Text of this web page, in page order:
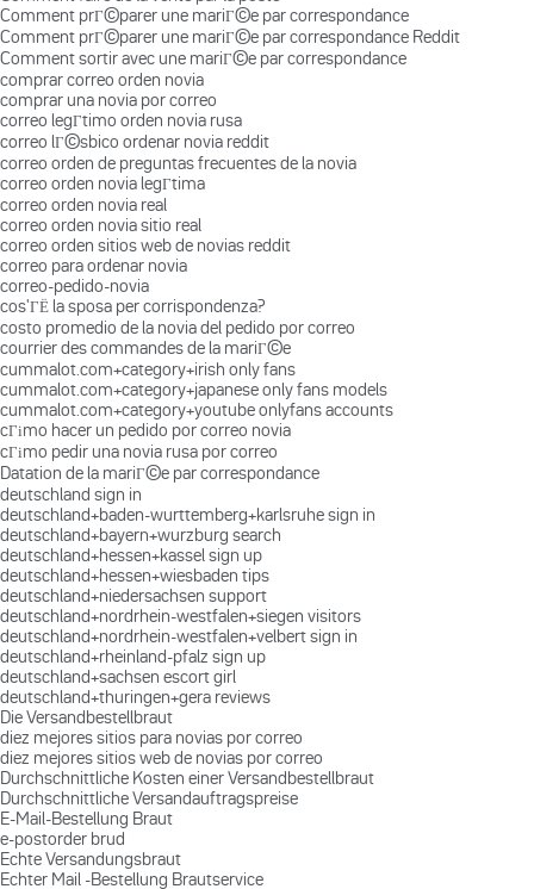
Comment prГ©parer une mariГ©e par correspondance
Comment prГ©parer une mariГ©e par correspondance Reddit
Comment sortir avec une mariГ©e par correspondance
comprar correo orden novia
comprar una novia por correo
correo legГ­timo orden novia rusa
correo lГ©sbico ordenar novia reddit
correo orden de preguntas frecuentes de la novia
correo orden novia legГ­tima
correo orden novia real
correo orden novia sitio real
correo orden sitios web de novias reddit
correo para ordenar novia
correo-pedido-novia
cos'ГЁ la sposa per corrispondenza?
costo promedio de la novia del pedido por correo
courrier des commandes de la mariГ©e
cummalot.com+category+irish only fans
cummalot.com+category+japanese only fans models
cummalot.com+category+youtube onlyfans accounts
cГіmo hacer un pedido por correo novia
cГіmo pedir una novia rusa por correo
Datation de la mariГ©e par correspondance
deutschland sign in
deutschland+baden-wurttemberg+karlsruhe sign in
deutschland+bayern+wurzburg search
deutschland+hessen+kassel sign up
deutschland+hessen+wiesbaden tips
deutschland+niedersachsen support
deutschland+nordrhein-westfalen+siegen visitors
deutschland+nordrhein-westfalen+velbert sign in
deutschland+rheinland-pfalz sign up
deutschland+sachsen escort girl
deutschland+thuringen+gera reviews
Die Versandbestellbraut
diez mejores sitios para novias por correo
diez mejores sitios web de novias por correo
Durchschnittliche Kosten einer Versandbestellbraut
Durchschnittliche Versandauftragspreise
E-Mail-Bestellung Braut
e-postorder brud
Echte Versandungsbraut
Echter Mail -Bestellung Brautservice